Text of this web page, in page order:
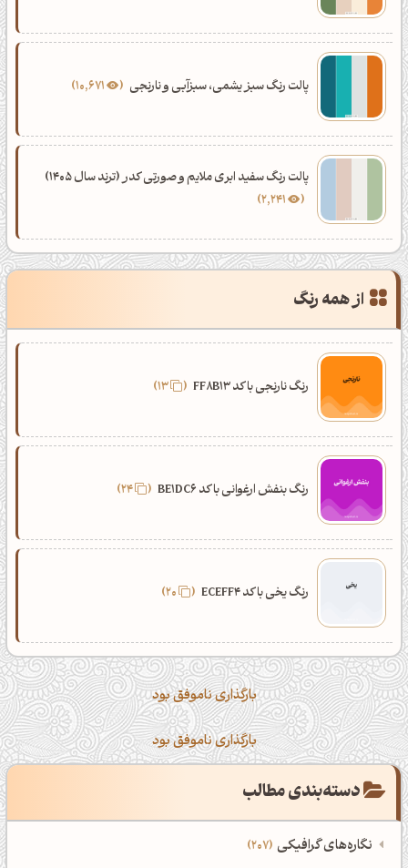
پالت رنگ سبز یشمی، سبزآبی و نارنجی
پالت رنگ سفید ابری ملایم و صورتی کدر (ترند سال 1405)
از همه رنگ
رنگ نارنجی با کد FF8B13 13
رنگ بنفش ارغوانی با کد BE1DC6 24
رنگ یخی با کد ECEFF4
بارگذاری ناموفق بود
بارگذاری ناموفق بود
دسته‌بندی مطالب
نگاره‌های گرافیکی 207